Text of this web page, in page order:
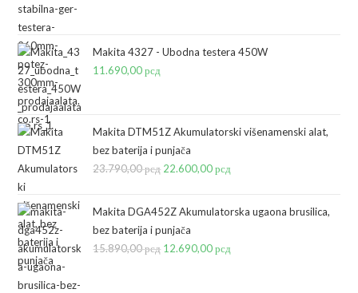
bila:
90.000,00 рсд.
Makita 4327 - Ubodna testera 450W
11.690,00рсд
Makita DTM51Z Akumulatorski višenamenski alat,
bez baterija i punjača
23.790,00рсд Originalna
je
bila:
23.790,00 рсд.
22.600,00рсд
je:
Makita DGA452Z Akumulatorska ugaona brusilica,
bez baterija i punjača
15.890,00рсд Originalna
12.690,00рсд